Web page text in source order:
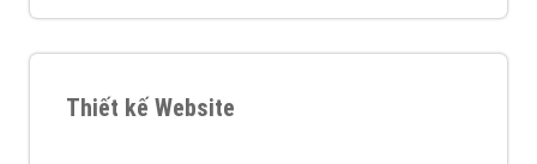
Thiết kế Website